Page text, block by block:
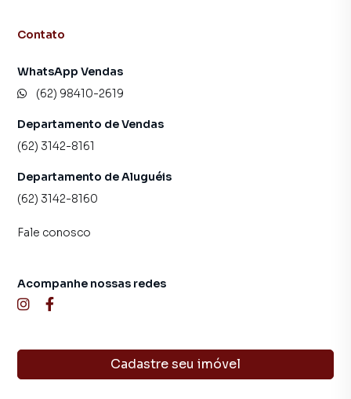
Contato
WhatsApp Vendas
(62) 98410-2619
Departamento de Vendas
(62) 3142-8161
Departamento de Aluguéis
(62) 3142-8160
Fale conosco
Cadastre seu imóvel
Acompanhe nossas redes